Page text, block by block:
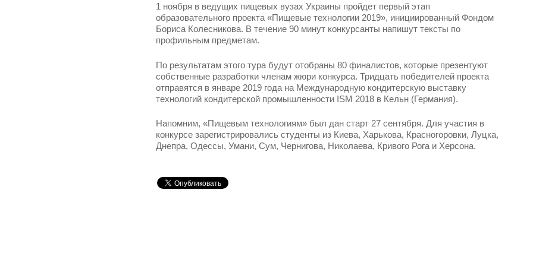
1 ноября в ведущих пищевых вузах Украины пройдет первый этап
образовательного проекта «Пищевые технологии 2019», инициированный Фондом
Бориса Колесникова. В течение 90 минут конкурсанты напишут тексты по
профильным предметам.
По результатам этого тура будут отобраны 80 финалистов, которые презентуют
собственные разработки членам жюри конкурса. Тридцать победителей проекта
отправятся в январе 2019 года на Международную кондитерскую выставку
технологий кондитерской промышленности ISM 2018 в Кельн (Германия).
Напомним, «Пищевым технологиям» был дан старт 27 сентября. Для участия в
конкурсе зарегистрировались студенты из Киева, Харькова, Красногоровки, Луцка,
Днепра, Одессы, Умани, Сум, Чернигова, Николаева, Кривого Рога и Херсона.